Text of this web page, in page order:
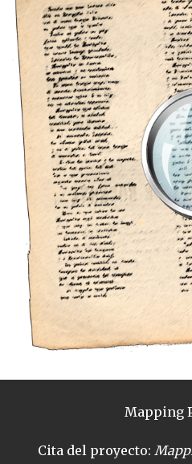
Mapping
Cita del proyecto: